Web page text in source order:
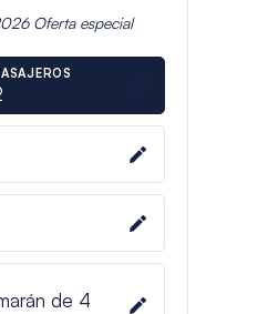
Oferta especial
de 4